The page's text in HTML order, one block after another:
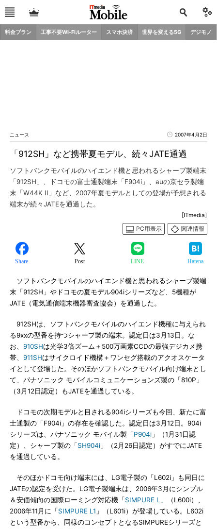
料金プラン 工事不要Wi-Fiルーター スマホ決済 世界を変える5G デジモノ
ニュース 2007年4月2日
「912SH」など携帯夏モデル、続々JATE通過
ソフトバンクモバイルのハイエンド機と思われるシャープ製端末
「912SH」、ドコモの富士通製端末「F904i」、auの京セラ製端
末「W44K II」など、2007年夏モデルとしての登場が予想される
端末が続々JATEを通過した。
[ITmedia]
PC用表示
関連情報
Share Post LINE Hatena
ソフトバンクモバイルのハイエンド機と思われるシャープ製端
末「912SH」やドコモの夏モデル904iシリーズなど、5機種が
JATE（電気通信端末機器審査協会）を通過した。
912SHは、ソフトバンクモバイルのハイエンド機種に与えられ
る9xxの型番を持つシャープ製の端末。認定日は3月13日。な
お、 910SHは光学3倍ズーム＋500万画素CCDの最強デジカメ携
帯、 911SHはサイクロイド機構＋ワンセグ搭載のアクオスケータ
イとして登場した。そのほかソフトバンクモバイル向け端末とし
て、パナソニック モバイルコミュニケーションズ製の「810P」
（3月12日認定）もJATEを通過している。
ドコモの次期モデルと目される904iシリーズも今回、新たに富
士通製の「F904i」の存在を確認した。認定日は3月12日。904i
シリーズは、パナソニック モバイル製「P904i 」（1月31日認
定）、シャープ製の「SH904i 」（2月26日認定）がすでにJATE
を通過している。
そのほかドコモ向け端末には、LG電子製の「L602i」も同日に
JATEの認定を受けた。LG電子製端末は、2006年3月にシンプル
＆安価傾向の国際ローミング対応機「SIMPURE L
」（L600i）、
2006年11月に「SIMPURE L1 」（L601i）が登場している。L602i
という型番から、同様のコンセプトとなるSIMPUREシリーズと